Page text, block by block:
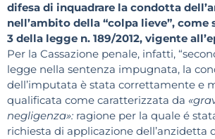
difesa di inquadrare la condotta
nell’ambito della “colpa lieve”,
3 della legge n. 189/2012, vigente
Per la Cassazione penale, infatti,
legge nella sentenza impugnata, la
dell’imputata è stata correttamente e
qualificata come caratterizzata da
negligenza»: ragione per la quale é
richiesta di applicazione dell’anzidetta